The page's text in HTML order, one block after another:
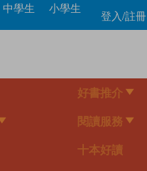
中學生
小學生
登入/註冊
好書推介
閱讀服務
十本好讀